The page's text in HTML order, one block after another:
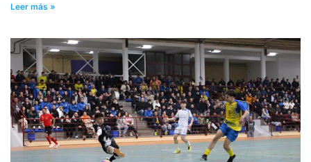
Leer más »